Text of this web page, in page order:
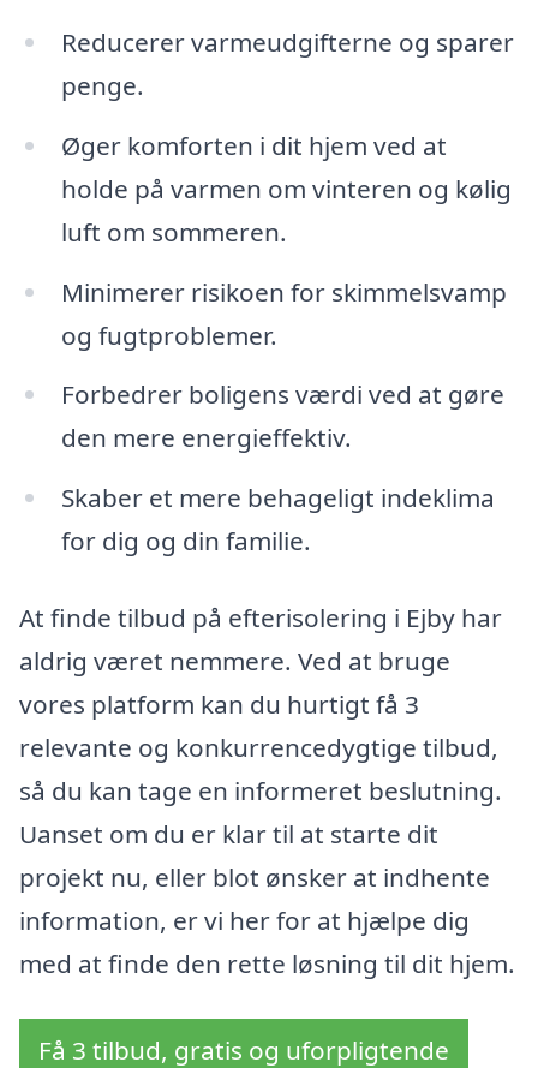
Reducerer varmeudgifterne og sparer
penge.
Øger komforten i dit hjem ved at
holde på varmen om vinteren og kølig
luft om sommeren.
Minimerer risikoen for skimmelsvamp
og fugtproblemer.
Forbedrer boligens værdi ved at gøre
den mere energieffektiv.
Skaber et mere behageligt indeklima
for dig og din familie.
At finde tilbud på efterisolering i Ejby har
aldrig været nemmere. Ved at bruge
vores platform kan du hurtigt få 3
relevante og konkurrencedygtige tilbud,
så du kan tage en informeret beslutning.
Uanset om du er klar til at starte dit
projekt nu, eller blot ønsker at indhente
information, er vi her for at hjælpe dig
med at finde den rette løsning til dit hjem.
Få 3 tilbud, gratis og uforpligtende